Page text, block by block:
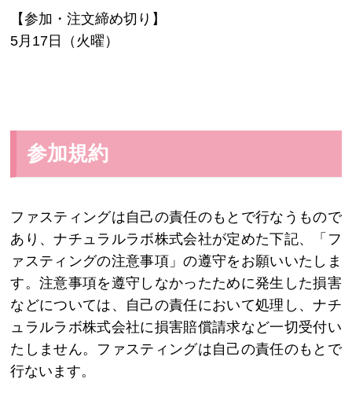
【参加・注文締め切り】
5月17日（火曜）
参加規約
ファスティングは自己の責任のもとで行なうもので
あり、ナチュラルラボ株式会社が定めた下記、「フ
ァスティングの注意事項」の遵守をお願いいたしま
す。注意事項を遵守しなかったために発生した損害
などについては、自己の責任において処理し、ナチ
ュラルラボ株式会社に損害賠償請求など一切受付い
たしません。ファスティングは自己の責任のもとで
行ないます。